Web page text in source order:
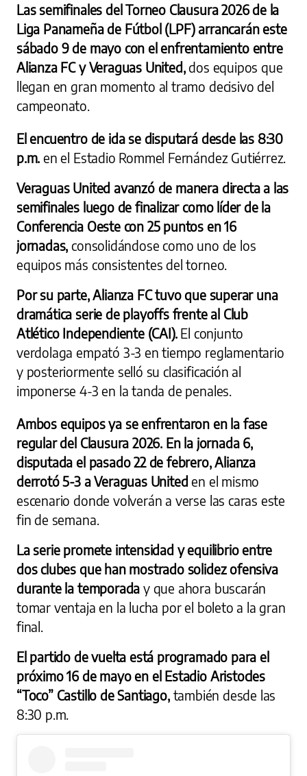
Las semifinales del Torneo Clausura 2026 de la
Liga Panameña de Fútbol (LPF) arrancarán este
sábado 9 de mayo con el enfrentamiento entre
Alianza FC y Veraguas United,dos equipos que
llegan en gran momento al tramo decisivo del
campeonato.
El encuentro de ida se disputará desde las 8:30
p.m. en el Estadio Rommel Fernández Gutiérrez.
Veraguas United avanzó de manera directa a las
semifinales luego de finalizar como líder de la
Conferencia Oeste con 25 puntos en 16
jornadas,consolidándose como uno de los
equipos más consistentes del torneo.
Por su parte, Alianza FC tuvo que superar una
dramática serie de playoffs frente al Club
Atlético Independiente (CAI).El conjunto
verdolaga empató 3-3 en tiempo reglamentario
y posteriormente selló su clasificación al
imponerse 4-3 en la tanda de penales.
Ambos equipos ya se enfrentaron en la fase
regular del Clausura 2026. En la jornada 6,
disputada el pasado 22 de febrero, Alianza
derrotó 5-3 a Veraguas United en el mismo
escenario donde volverán a verse las caras este
fin de semana.
La serie promete intensidad y equilibrio entre
dos clubes que han mostrado solidez ofensiva
durante la temporada y que ahora buscarán
tomar ventaja en la lucha por el boleto a la gran
final.
El partido de vuelta está programado para el
próximo 16 de mayo en el Estadio Aristocles
“Toco” Castillo de Santiago, también desde las
8:30 p.m.